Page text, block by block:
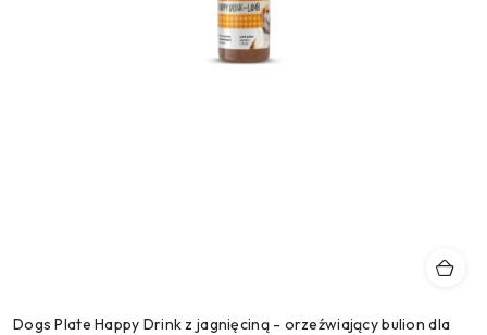
Dogs Plate Happy Drink z jagnięciną - orzeźwiający bulion dla